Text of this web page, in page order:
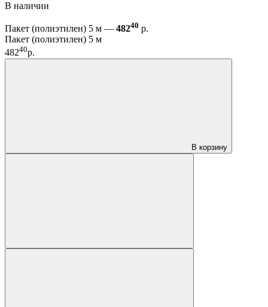
В наличии
Пакет (полиэтилен) 5 м — 48240 р.
Пакет (полиэтилен) 5 м
48240р.
В корзину